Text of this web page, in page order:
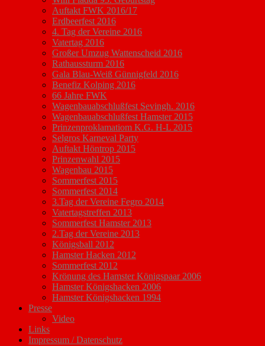
Auftakt FWK 2016/17
Erdbeerfest 2016
4. Tag der Vereine 2016
Vatertag 2016
Großer Umzug Wattenscheid 2016
Rathaussturm 2016
Gala Blau-Weiß Günnigfeld 2016
Benefiz Kolping 2016
66 Jahre FWK
Wagenbauabschlußfest Sevingh. 2016
Wagenbauabschlußfest Hamster 2015
Prinzenproklamatiom K.G. H-L 2015
Selgros Karneval Party
Auftakt Höntrop 2015
Prinzenwahl 2015
Wagenbau 2015
Sommerfest 2015
Sommerfest 2014
3.Tag der Vereine Fegro 2014
Vatertagstreffen 2013
Sommerfest Hamster 2013
2.Tag der Vereine 2013
Königsball 2012
Hamster Hacken 2012
Sommerfest 2012
Krönung des Hamster Königspaar 2006
Hamster Königshacken 2006
Hamster Königshacken 1994
Presse
Video
Links
Impressum / Datenschutz